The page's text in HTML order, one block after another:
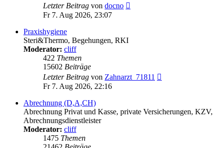
Letzter Beitrag von docno
Fr 7. Aug 2026, 23:07
Praxishygiene
Steri&Thermo, Begehungen, RKI
Moderator: cliff
422 Themen
15602 Beiträge
Letzter Beitrag von Zahnarzt_71811
Fr 7. Aug 2026, 22:16
Abrechnung (D,A,CH)
Abrechnung Privat und Kasse, private Versicherungen, KZV,
Abrechnungsdienstleister
Moderator: cliff
1475 Themen